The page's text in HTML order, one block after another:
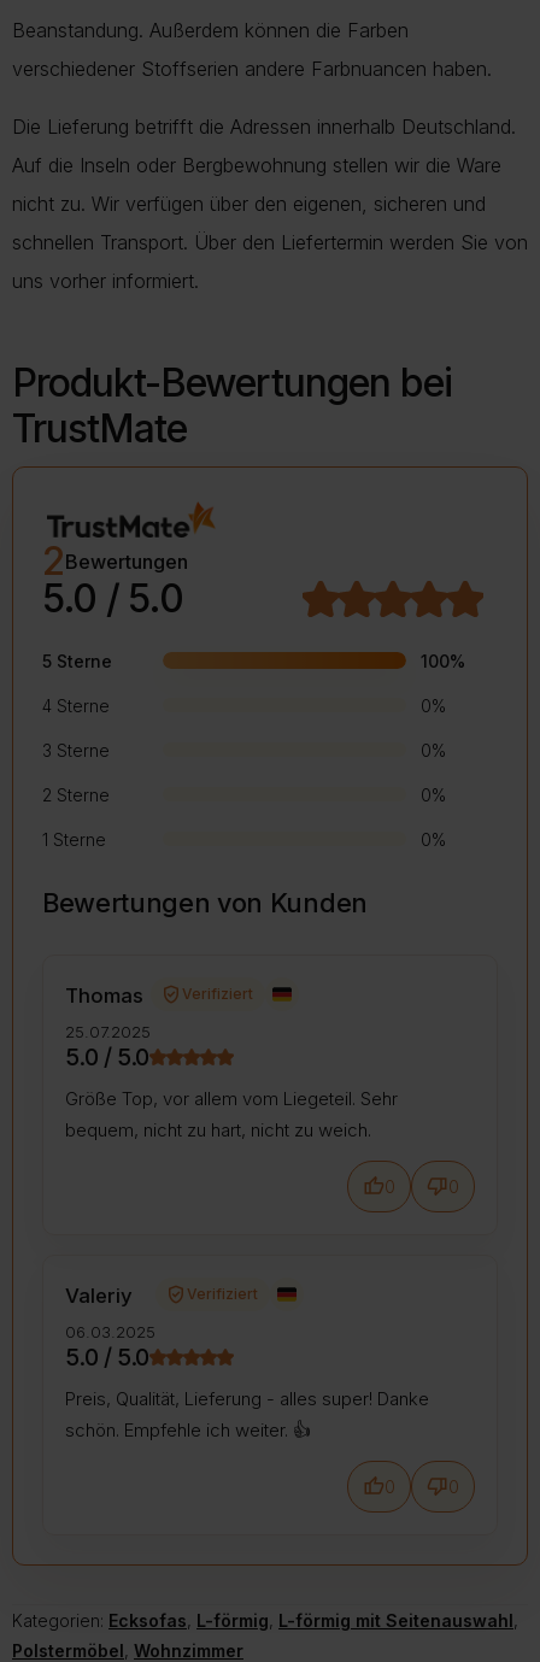
Beanstandung. Außerdem können die Farben
verschiedener Stoffserien andere Farbnuancen haben.
Die Lieferung betrifft die Adressen innerhalb Deutschland.
Auf die Inseln oder Bergbewohnung stellen wir die Ware
nicht zu. Wir verfügen über den eigenen, sicheren und
schnellen Transport. Über den Liefertermin werden Sie von
uns vorher informiert.
Produkt-Bewertungen bei
TrustMate
2Bewertungen
5.0 / 5.0
5 Sterne 100%
4 Sterne 0%
3 Sterne 0%
2 Sterne 0%
1 Sterne 0%
Bewertungen von Kunden
Thomas
25.07.2025
verified_user Verifiziert
5.0 / 5.0
Größe Top, vor allem vom Liegeteil. Sehr
bequem, nicht zu hart, nicht zu weich.
thumb_up0 thumb_down0
Valeriy
06.03.2025
verified_user Verifiziert
5.0 / 5.0
Preis, Qualität, Lieferung - alles super! Danke
schön. Empfehle ich weiter. 👍️
thumb_up0 thumb_down0
Kategorien: Ecksofas, L-förmig, L-förmig mit Seitenauswahl,
Polstermöbel, Wohnzimmer